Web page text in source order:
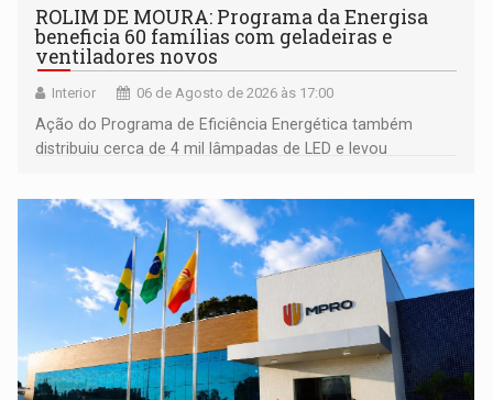
ROLIM DE MOURA: Programa da Energisa
beneficia 60 famílias com geladeiras e
ventiladores novos
Interior 06 de Agosto de 2026 às 17:00
Ação do Programa de Eficiência Energética também
distribuiu cerca de 4 mil lâmpadas de LED e levou
comunidade